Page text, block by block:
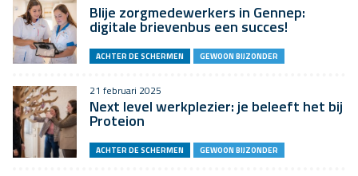
Blije zorgmedewerkers in Gennep:
digitale brievenbus een succes!
ACHTER DE SCHERMEN GEWOON BIJZONDER
21 februari 2025
Next level werkplezier: je beleeft het bij
Proteion
ACHTER DE SCHERMEN GEWOON BIJZONDER